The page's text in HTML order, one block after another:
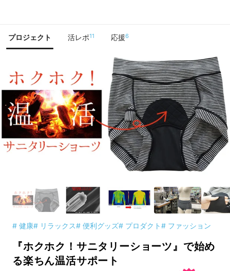
プロジェクト 活レポ11 応援6
# 健康# リラックス# 便利グッズ# プロダクト# ファッション
『ホクホク！サニタリーショーツ』で始め
る楽ちん温活サポート